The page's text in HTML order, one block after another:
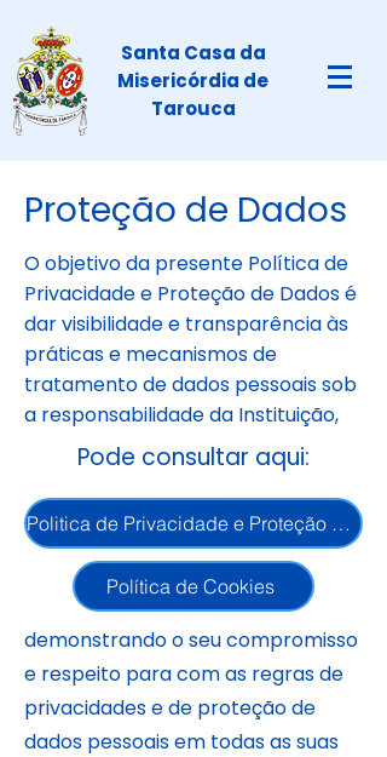
Santa Casa da
Misericórdia de
Tarouca
Proteção de Dados
O objetivo da presente Política de
Privacidade e Proteção de Dados é
dar visibilidade e transparência às
práticas e mecanismos de
tratamento de dados pessoais sob
a responsabilidade da Instituição,
Pode consultar aqui:
Politica de Privacidade e Proteção Dados
Política de Cookies
demonstrando o seu compromisso
e respeito para com as regras de
privacidades e de proteção de
dados pessoais em todas as suas